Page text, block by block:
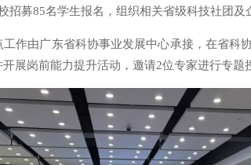
招募85名学生报名，组织相关省级科技社团及
作由广东省科协事业发展中心承接，在省科
展岗前能力提升活动，邀请2位专家进行专题